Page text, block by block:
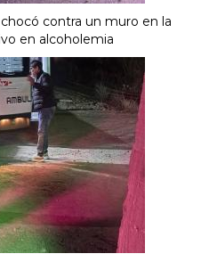
contra un muro en la
en alcoholemia